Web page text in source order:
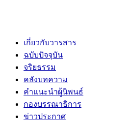
เกี่ยวกับวารสาร
ฉบับปัจจุบัน
จริยธรรม
คลังบทความ
คำแนะนำผู้นิพนธ์
กองบรรณาธิการ
ข่าวประกาศ